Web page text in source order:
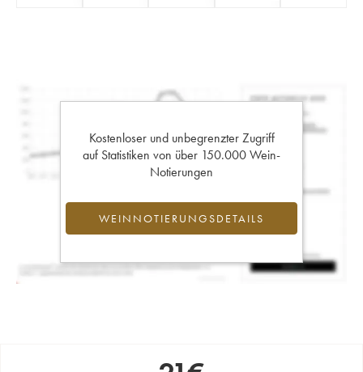
Kostenloser und unbegrenzter Zugriff
auf Statistiken von über 150.000 Wein-
Notierungen
WEINNOTIERUNGSDETAILS